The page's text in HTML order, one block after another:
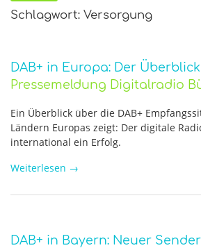
Schlagwort: Versorgung
DAB+ in Europa: Der Überblick
Pressemeldung Digitalradio
Ein Überblick über die DAB+
Ländern Europas zeigt: Der digitale
international ein Erfolg.
Weiterlesen →
DAB+ in Bayern: Neuer